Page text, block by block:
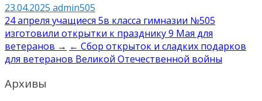
23.04.2025 admin505
Навигация
по
записям
24 апреля учащиеся 5в класса гимназии №505
изготовили открытки к празднику 9 Мая для
ветеранов → ← Сбор открыток и сладких подарков
для ветеранов Великой Отечественной войны
Архивы